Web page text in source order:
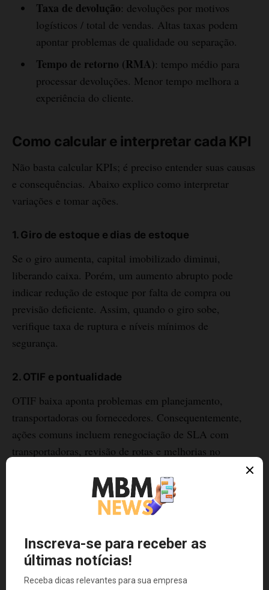
Taxa de devolução: devoluções por motivos
logísticos / total de vendas. Altas taxas podem
apontar problemas de qualidade ou separação.
Tempo de retorno (RMA): tempo médio para
processar devoluções. Menor tempo melhora a
experiência do cliente.
Como calcular e interpretar cada KPI
Não basta calcular KPIs; é preciso entender suas causas
e consequências. Abaixo explico como interpretar
variações e tomar ações.
1. Giro de estoque e dias de estoque
Se o giro aumenta, capital imobilizado diminui,
liberando caixa. Porém, um aumento abrupto pode
indicar redução de estoque por falta de compra ou
previsão deficiente. Assim, quando o giro sobe,
verifique taxa de ruptura e níveis mínimos de
segurança.
2. OTIF e pontualidade
OTIF baixa aponta problemas em planejamento,
transportadoras ou fornecedores. Consequentemente,
ações comuns incluem renegociação de SLA com
transportadoras, revisão de rotas e melhorias no
3. Custo por unidade e eficiência do transporte
sazonalidade e utilização da capacidade. Se o custo
sobe, entenda se é por menores volumes, aumento de
preço do frete ou ineficiências operacionais.